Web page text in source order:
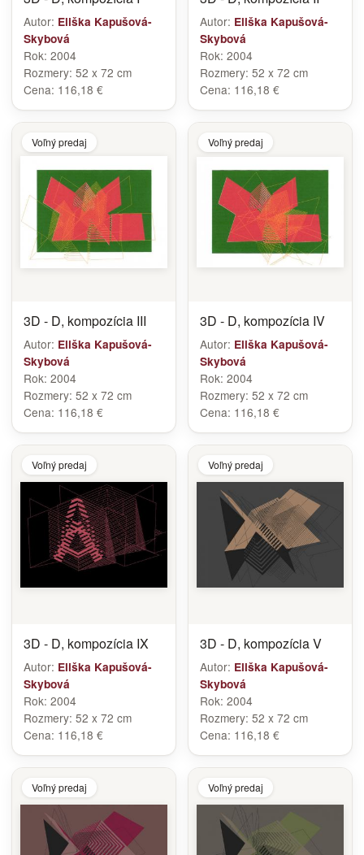
Autor: Eliška Kapušová-
Skybová
Rok: 2004
Rozmery: 52 x 72 cm
Cena: 116,18 €
Autor: Eliška Kapušová-
Skybová
Rok: 2004
Rozmery: 52 x 72 cm
Cena: 116,18 €
Voľný predaj
3D - D, kompozícia III
Autor: Eliška Kapušová-
Skybová
Rok: 2004
Rozmery: 52 x 72 cm
Cena: 116,18 €
Voľný predaj
3D - D, kompozícia IV
Autor: Eliška Kapušová-
Skybová
Rok: 2004
Rozmery: 52 x 72 cm
Cena: 116,18 €
Voľný predaj
3D - D, kompozícia IX
Autor: Eliška Kapušová-
Skybová
Rok: 2004
Rozmery: 52 x 72 cm
Cena: 116,18 €
Voľný predaj
3D - D, kompozícia V
Autor: Eliška Kapušová-
Skybová
Rok: 2004
Rozmery: 52 x 72 cm
Cena: 116,18 €
Voľný predaj Voľný predaj